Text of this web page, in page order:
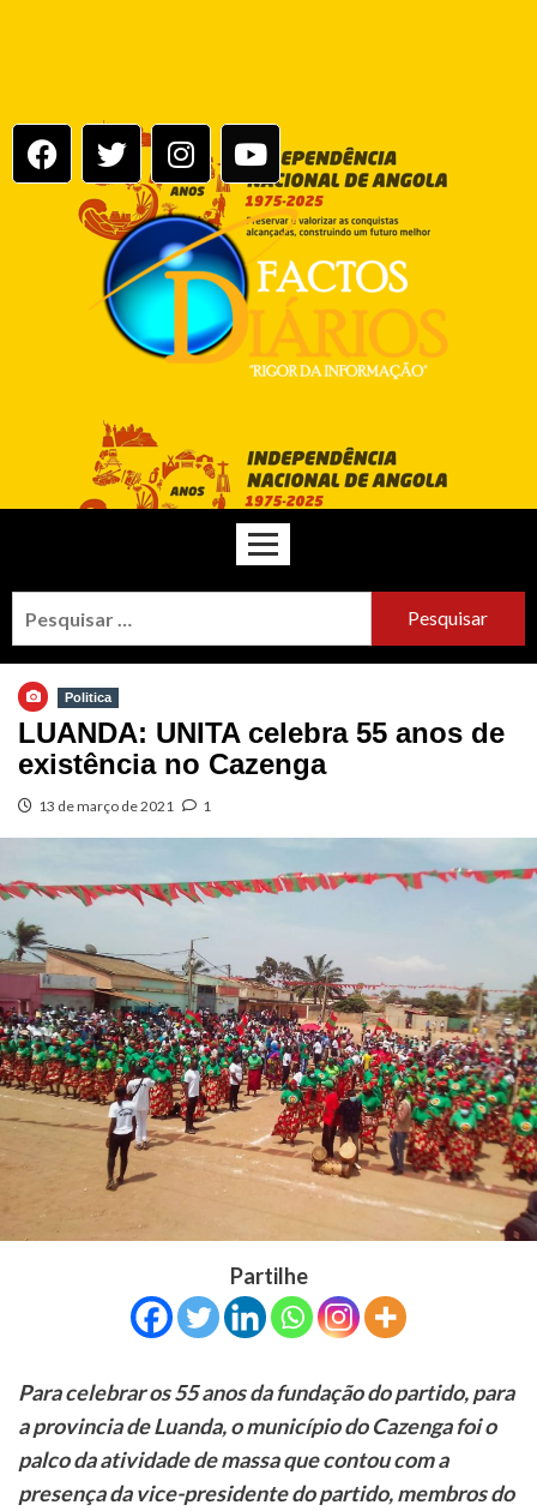
Politica
LUANDA: UNITA celebra 55 anos de
existência no Cazenga
13 de março de 2021 1
Partilhe
Para celebrar os 55 anos da fundação do partido, para
a provincia de Luanda, o município do Cazenga foi o
palco da atividade de massa que contou com a
presença da vice-presidente do partido, membros do